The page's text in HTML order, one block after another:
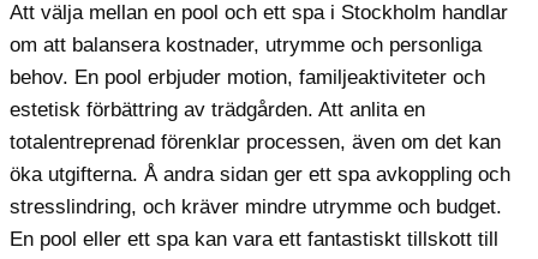
Att välja mellan en pool och ett spa i Stockholm handlar
om att balansera kostnader, utrymme och personliga
behov. En pool erbjuder motion, familjeaktiviteter och
estetisk förbättring av trädgården. Att anlita en
totalentreprenad förenklar processen, även om det kan
öka utgifterna. Å andra sidan ger ett spa avkoppling och
stresslindring, och kräver mindre utrymme och budget.
En pool eller ett spa kan vara ett fantastiskt tillskott till